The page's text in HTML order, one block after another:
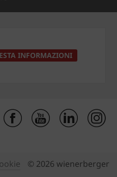
INFORMAZIONI
© 2026 wienerberger